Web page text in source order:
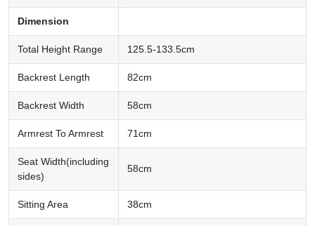
Dimension
Total Height Range 125.5-133.5cm
Backrest Length 82cm
Backrest Width 58cm
Armrest To Armrest 71cm
Seat Width(including
sides)
58cm
Sitting Area 38cm